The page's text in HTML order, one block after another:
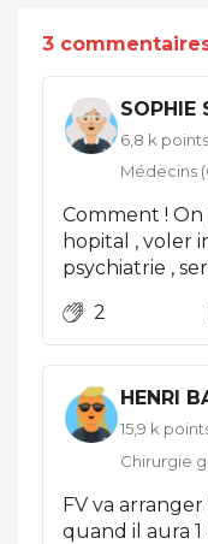
3
SOPHIE
6,8 k points
Médecins
Comment !
hopital , voler
psychiatrie ,
basse ...là je
y a moins de
2
HENRI
15,9 k
Chirurgie
FV va arranger tout çà vite fait bien fait
quand il aura 1 moment